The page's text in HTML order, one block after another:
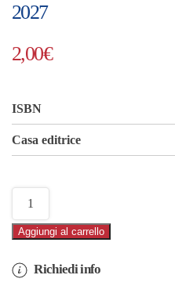
2027
2,00€
ISBN
Casa editrice
Calendario
magnetico
Torino
(giorno)
Aggiungi al carrello
Richiedi info